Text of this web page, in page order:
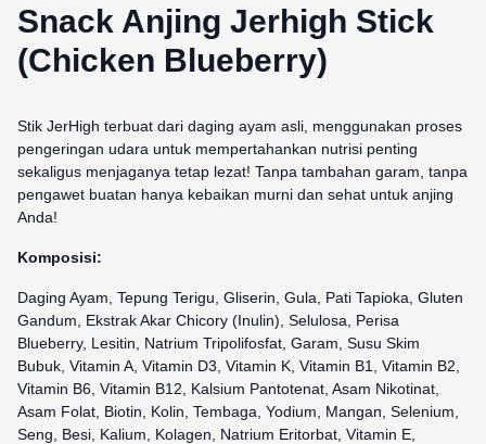
Snack Anjing Jerhigh Stick
(Chicken Blueberry)
Stik JerHigh terbuat dari daging ayam asli, menggunakan proses
pengeringan udara untuk mempertahankan nutrisi penting
sekaligus menjaganya tetap lezat! Tanpa tambahan garam, tanpa
pengawet buatan hanya kebaikan murni dan sehat untuk anjing
Anda!
Komposisi:
Daging Ayam, Tepung Terigu, Gliserin, Gula, Pati Tapioka, Gluten
Gandum, Ekstrak Akar Chicory (Inulin), Selulosa, Perisa
Blueberry, Lesitin, Natrium Tripolifosfat, Garam, Susu Skim
Bubuk, Vitamin A, Vitamin D3, Vitamin K, Vitamin B1, Vitamin B2,
Vitamin B6, Vitamin B12, Kalsium Pantotenat, Asam Nikotinat,
Asam Folat, Biotin, Kolin, Tembaga, Yodium, Mangan, Selenium,
Seng, Besi, Kalium, Kolagen, Natrium Eritorbat, Vitamin E,